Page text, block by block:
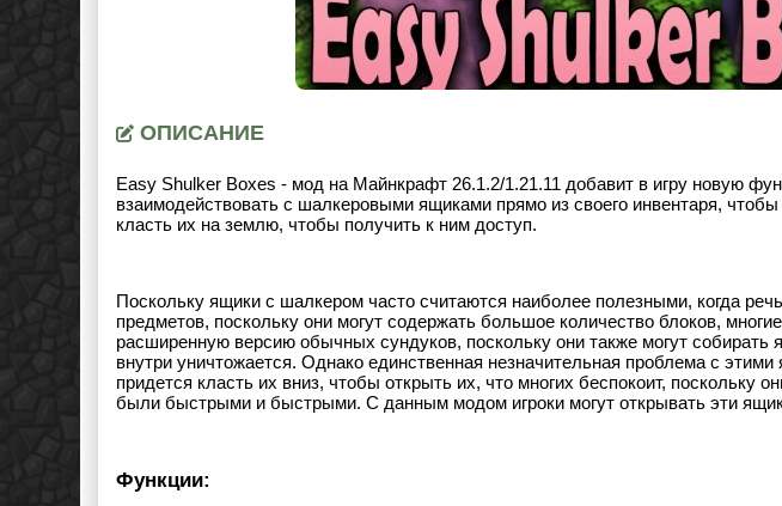
ОПИСАНИЕ
Easy Shulker Boxes - мод на Майнкрафт 26.1.2/1.21.11 добавит в игру новую
взаимодействовать с шалкеровыми ящиками прямо из своего инвентаря,
класть их на землю, чтобы получить к ним доступ.
Поскольку ящики с шалкером часто считаются наиболее полезными, когда
предметов, поскольку они могут содержать большое количество блоков,
расширенную версию обычных сундуков, поскольку они также могут
внутри уничтожается. Однако единственная незначительная проблема с
придется класть их вниз, чтобы открыть их, что многих беспокоит, поскольку
были быстрыми и быстрыми. С данным модом игроки могут открывать эти
Функции: